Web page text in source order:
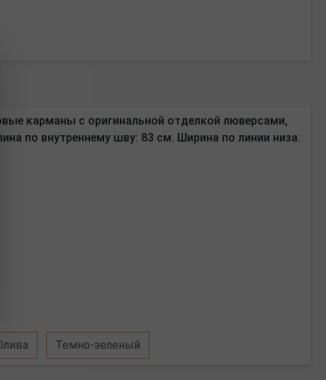
карманы с оригинальной отделкой люверсами,
по внутреннему шву: 83 см. Ширина по линии низа:
Темно-зеленый